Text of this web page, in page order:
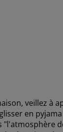
veillez
en